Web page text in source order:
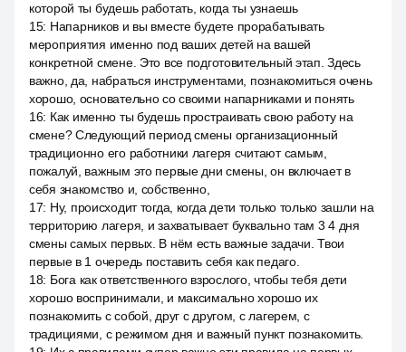
которой ты будешь работать, когда ты узнаешь
15: Напарников и вы вместе будете прорабатывать
мероприятия именно под ваших детей на вашей
конкретной смене. Это все подготовительный этап. Здесь
важно, да, набраться инструментами, познакомиться очень
хорошо, основательно со своими напарниками и понять
16: Как именно ты будешь простраивать свою работу на
смене? Следующий период смены организационный
традиционно его работники лагеря считают самым,
пожалуй, важным это первые дни смены, он включает в
себя знакомство и, собственно,
17: Ну, происходит тогда, когда дети только только зашли на
территорию лагеря, и захватывает буквально там 3 4 дня
смены самых первых. В нём есть важные задачи. Твои
первые в 1 очередь поставить себя как педаго.
18: Бога как ответственного взрослого, чтобы тебя дети
хорошо воспринимали, и максимально хорошо их
познакомить с собой, друг с другом, с лагерем, с
традициями, с режимом дня и важный пункт познакомить.